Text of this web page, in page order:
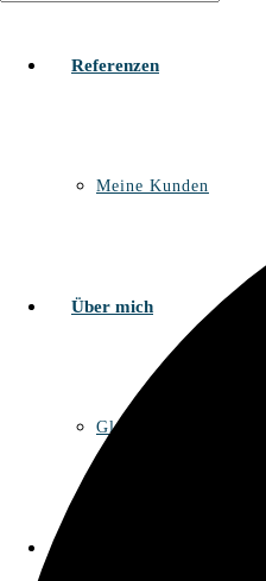
Referenzen
Meine Kunden
Über mich
Glossar